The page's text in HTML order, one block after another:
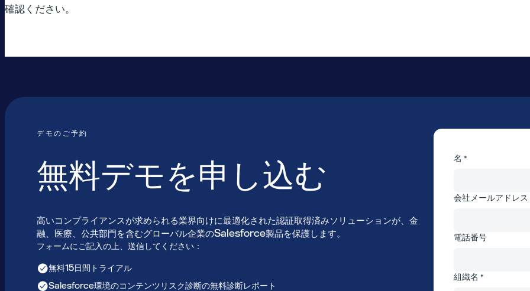
確認ください。
デモのご予約
無料デモを申し込む
高いコンプライアンスが求められる業界向けに最適化された認証取得済みソリューションが、金
融、医療、公共部門を含むグローバル企業のSalesforce製品を保護します。
フォームにご記入の上、送信してください：
無料15日間トライアル
Salesforce環境のコンテンツリスク診断の無料診断レポート
名 *
会社メールアドレス
電話番号
組織名 *